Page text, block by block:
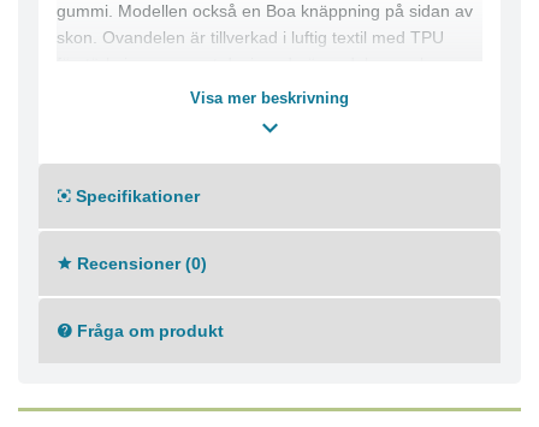
gummi. Modellen också en Boa knäppning på sidan av
skon. Ovandelen är tillverkad i luftig textil med TPU
-Textil
-TPU
Visa mer beskrivning
Specifikationer
Recensioner (0)
Fråga om produkt